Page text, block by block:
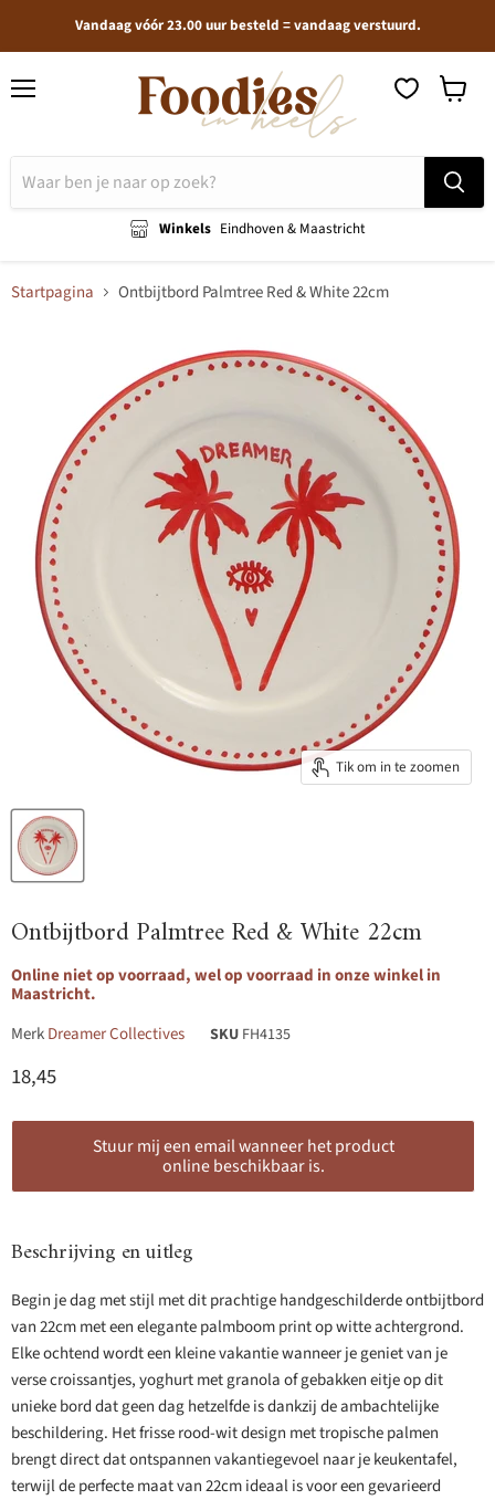
Vandaag vóór 23.00 uur besteld = vandaag verstuurd.
Winkels Eindhoven & Maastricht
Startpagina Ontbijtbord Palmtree Red & White 22cm
Tik om in te zoomen
Ontbijtbord Palmtree Red & White 22cm
Online niet op voorraad, wel op voorraad in onze winkel in
Maastricht.
MerkDreamer Collectives SKU FH4135
Huidige prijs
18,45
Stuur mij een email wanneer het product
online beschikbaar is.
Beschrijving en uitleg
Begin je dag met stijl met dit prachtige handgeschilderde ontbijtbord
van 22cm met een elegante palmboom print op witte achtergrond.
Elke ochtend wordt een kleine vakantie wanneer je geniet van je
verse croissantjes, yoghurt met granola of gebakken eitje op dit
unieke bord dat geen dag hetzelfde is dankzij de ambachtelijke
beschildering. Het frisse rood-wit design met tropische palmen
brengt direct dat ontspannen vakantiegevoel naar je keukentafel,
terwijl de perfecte maat van 22cm ideaal is voor een gevarieerd